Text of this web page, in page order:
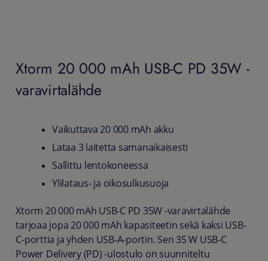
Xtorm 20 000 mAh USB-C PD 35W -
varavirtalähde
Vaikuttava 20 000 mAh akku
Lataa 3 laitetta samanaikaisesti
Sallittu lentokoneessa
Ylilataus- ja oikosulkusuoja
Xtorm 20 000 mAh USB-C PD 35W -varavirtalähde
tarjoaa jopa 20 000 mAh kapasiteetin sekä kaksi USB-
C-porttia ja yhden USB-A-portin. Sen 35 W USB-C
Power Delivery (PD) -ulostulo on suunniteltu